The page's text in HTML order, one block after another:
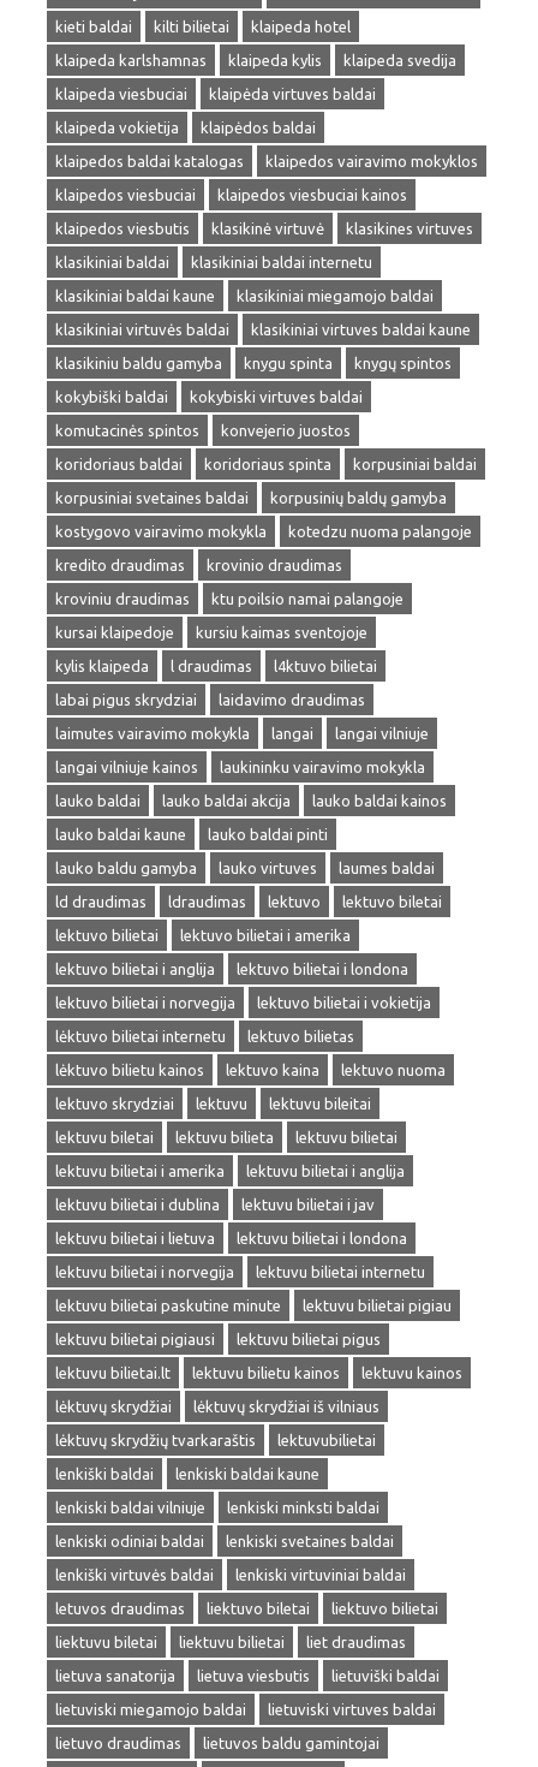
kieti baldai
kilti bilietai
klaipeda hotel
klaipeda karlshamnas
klaipeda kylis
klaipeda svedija
klaipeda viesbuciai
klaipėda virtuves baldai
klaipeda vokietija
klaipėdos baldai
klaipedos baldai katalogas
klaipedos vairavimo mokyklos
klaipedos viesbuciai
klaipedos viesbuciai kainos
klaipedos viesbutis
klasikinė virtuvė
klasikines virtuves
klasikiniai baldai
klasikiniai baldai internetu
klasikiniai baldai kaune
klasikiniai miegamojo baldai
klasikiniai virtuvės baldai
klasikiniai virtuves baldai kaune
klasikiniu baldu gamyba
knygu spinta
knygų spintos
kokybiški baldai
kokybiski virtuves baldai
komutacinės spintos
konvejerio juostos
koridoriaus baldai
koridoriaus spinta
korpusiniai baldai
korpusiniai svetaines baldai
korpusinių baldų gamyba
kostygovo vairavimo mokykla
kotedzu nuoma palangoje
kredito draudimas
krovinio draudimas
kroviniu draudimas
ktu poilsio namai palangoje
kursai klaipedoje
kursiu kaimas sventojoje
kylis klaipeda
l draudimas
l4ktuvo bilietai
labai pigus skrydziai
laidavimo draudimas
laimutes vairavimo mokykla
langai
langai vilniuje
langai vilniuje kainos
laukininku vairavimo mokykla
lauko baldai
lauko baldai akcija
lauko baldai kainos
lauko baldai kaune
lauko baldai pinti
lauko baldu gamyba
lauko virtuves
laumes baldai
ld draudimas
ldraudimas lektuvo
lektuvo biletai
lektuvo bilietai
lektuvo bilietai i amerika
lektuvo bilietai i anglija
lektuvo bilietai i londona
lektuvo bilietai i norvegija
lektuvo bilietai i vokietija
lėktuvo bilietai internetu
lektuvo bilietas
lėktuvo bilietu kainos
lektuvo kaina
lektuvo nuoma
lektuvo skrydziai
lektuvu
lektuvu bileitai
lektuvu biletai
lektuvu bilieta
lektuvu bilietai
lektuvu bilietai i amerika
lektuvu bilietai i anglija
lektuvu bilietai i dublina
lektuvu bilietai i jav
lektuvu bilietai i lietuva
lektuvu bilietai i londona
lektuvu bilietai i norvegija
lektuvu bilietai internetu
lektuvu bilietai paskutine minute
lektuvu bilietai pigiau
lektuvu bilietai pigiausi
lektuvu bilietai pigus
lektuvu bilietai.lt
lektuvu bilietu kainos
lektuvu kainos
lėktuvų skrydžiai
lėktuvų skrydžiai iš vilniaus
lėktuvų skrydžių tvarkaraštis
lektuvubilietai
lenkiški baldai
lenkiski baldai kaune
lenkiski baldai vilniuje
lenkiski minksti baldai
lenkiski odiniai baldai
lenkiski svetaines baldai
lenkiški virtuvės baldai
lenkiski virtuviniai baldai
letuvos draudimas
liektuvo biletai
liektuvo bilietai
liektuvu biletai
liektuvu bilietai
liet draudimas
lietuva sanatorija
lietuva viesbutis
lietuviški baldai
lietuviski miegamojo baldai
lietuviski virtuves baldai
lietuvo draudimas
lietuvos baldu gamintojai